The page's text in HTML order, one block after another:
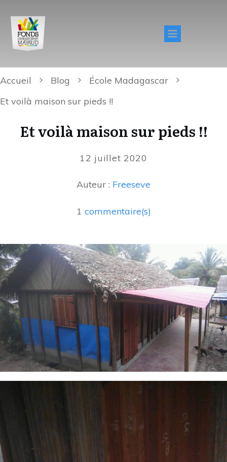
Accueil Blog
École Madagascar
Et voilà maison sur pieds !!
Et voilà maison sur pieds !!
12 juillet 2020
Auteur : Freeseve
1 commentaire(s)